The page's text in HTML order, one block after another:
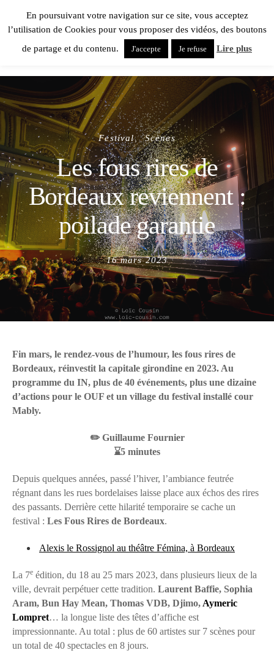
Festival Scènes
Les fous rires de
Bordeaux reviennent :
poilade garantie
Posted
on
16 mars 2023
Fin mars, le rendez-vous de l’humour, les fous rires de
Bordeaux, réinvestit la capitale girondine en 2023. Au
programme du IN, plus de 40 événements, plus une dizaine
d’actions pour le OUF et un village du festival installé cour
Mably.
✏️ Guillaume Fournier
⌛5 minutes
Depuis quelques années, passé l’hiver, l’ambiance feutrée
régnant dans les rues bordelaises laisse place aux échos des rires
des passants. Derrière cette hilarité temporaire se cache un
festival : Les Fous Rires de Bordeaux.
Alexis le Rossignol au théâtre Fémina, à Bordeaux
La 7e édition, du 18 au 25 mars 2023, dans plusieurs lieux de la
ville, devrait perpétuer cette tradition. Laurent Baffie, Sophia
Aram, Bun Hay Mean, Thomas VDB, Djimo, Aymeric
Lompret… la longue liste des têtes d’affiche est
impressionnante. Au total : plus de 60 artistes sur 7 scènes pour
un total de 40 spectacles en 8 jours.
En poursuivant votre navigation sur ce site, vous acceptez
l’utilisation de Cookies pour vous proposer des vidéos, des boutons
de partage et du contenu.
J'accepte Je refuse Lire plus